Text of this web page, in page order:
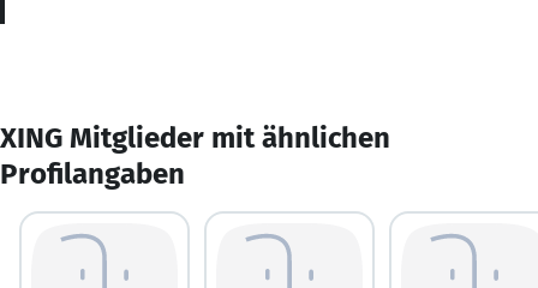
XING Mitglieder mit ähnlichen
Profilangaben